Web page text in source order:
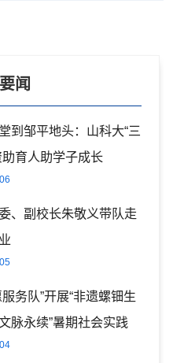
闻
到邹平地头：山科大“三
助育人助学子成长
、副校长朱敬义带队走
务队”开展“非遗螺钿生
脉永续”暑期社会实践